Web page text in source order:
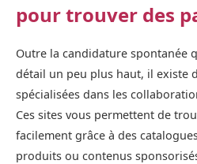
pour trouver des
Outre la candidature spontanée
détail un peu plus haut, il existe
spécialisées dans les
Ces sites vous permettent de
facilement grâce à des
produits ou contenus